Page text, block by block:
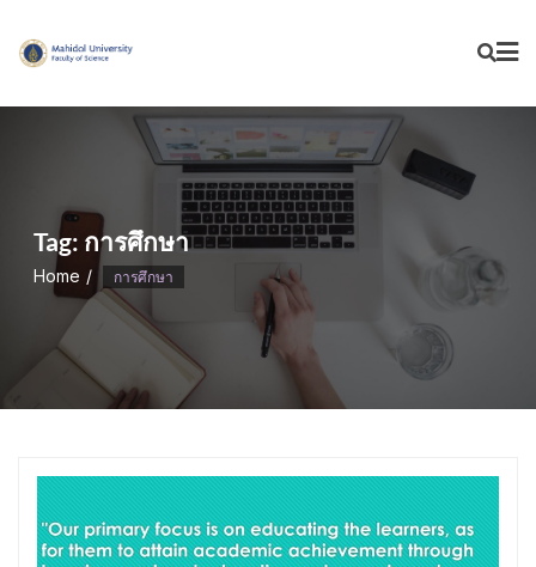
content
Tag: การศึกษา
Home การศึกษา